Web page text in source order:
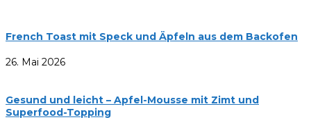
French Toast mit Speck und Äpfeln aus dem Backofen
26. Mai 2026
Gesund und leicht – Apfel-Mousse mit Zimt und
Superfood-Topping